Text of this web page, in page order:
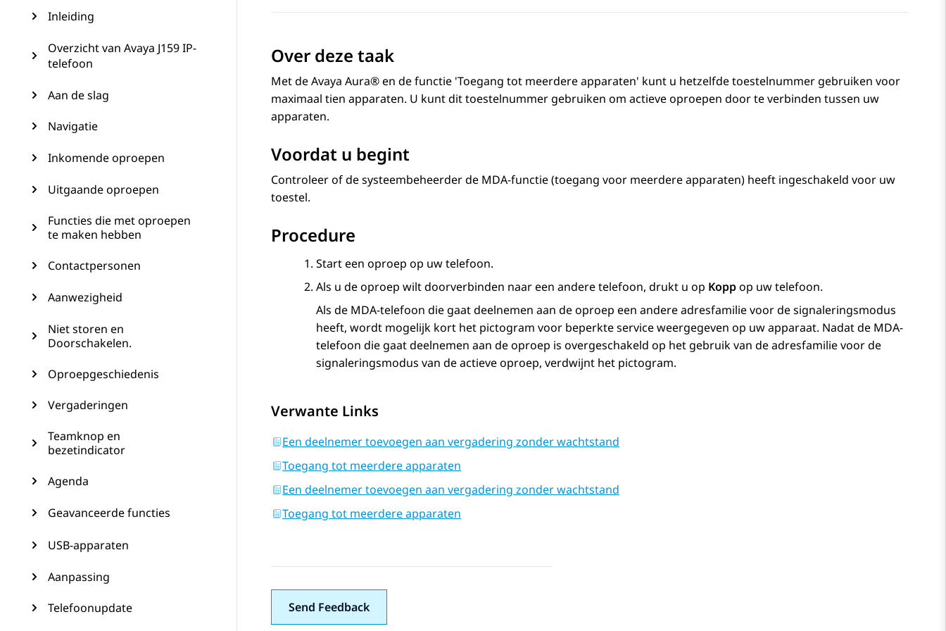
Inleiding
Overzicht van Avaya J159 IP-
telefoon
Aan de slag
Navigatie
Inkomende oproepen
Uitgaande oproepen
Functies die met oproepen
te maken hebben
Contactpersonen
Aanwezigheid
Niet storen en
Doorschakelen.
Oproepgeschiedenis
Vergaderingen
Teamknop en
bezetindicator
Agenda
Geavanceerde functies
USB-apparaten
Aanpassing
Telefoonupdate
Over deze taak
Met deAvaya Aura®en de functie 'Toegang tot meerdere apparaten' kunt u hetzelfde toestelnummer gebruiken voor
maximaal tien apparaten. U kunt dit toestelnummer gebruiken om actieve oproepen door te verbinden tussen uw
apparaten.
Voordat u begint
Controleer of de systeembeheerder de MDA-functie (toegang voor meerdere apparaten) heeft ingeschakeld voor uw
toestel.
Procedure
Start een oproep op uw telefoon.
Als u de oproep wilt doorverbinden naar een andere telefoon, drukt u op Koppop uw telefoon.
Als de MDA-telefoon die gaat deelnemen aan de oproep een andere adresfamilie voor de signaleringsmodus
heeft, wordt mogelijk kort het pictogram voor beperkte service weergegeven op uw apparaat. Nadat de MDA-
telefoon die gaat deelnemen aan de oproep is overgeschakeld op het gebruik van de adresfamilie voor de
signaleringsmodus van de actieve oproep, verdwijnt het pictogram.
Verwante Links
Een deelnemer toevoegen aan vergadering zonder wachtstand
Toegang tot meerdere apparaten
Een deelnemer toevoegen aan vergadering zonder wachtstand
Toegang tot meerdere apparaten
Send Feedback